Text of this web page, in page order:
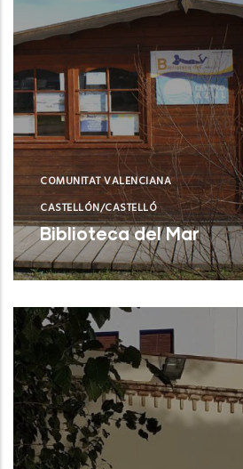
COMUNITAT VALENCIANA
CASTELLÓN/CASTELLÓ
Biblioteca del Mar
Castellón (Castelló/Castellón)